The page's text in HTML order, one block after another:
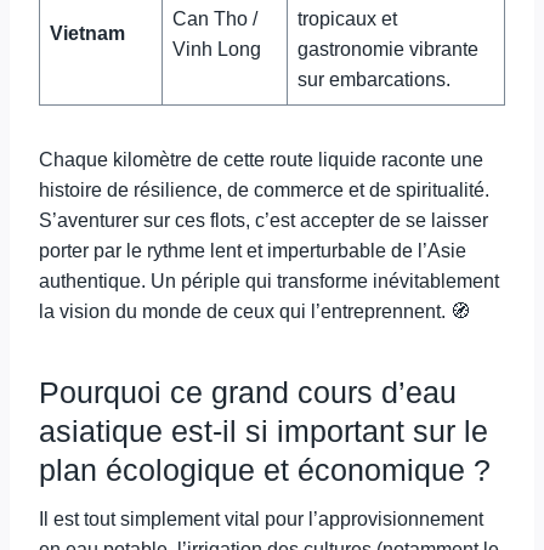
Vietnam
Can Tho /
Vinh Long
tropicaux et
gastronomie vibrante
sur embarcations.
Chaque kilomètre de cette route liquide raconte une
histoire de résilience, de commerce et de spiritualité.
S’aventurer sur ces flots, c’est accepter de se laisser
porter par le rythme lent et imperturbable de l’Asie
authentique. Un périple qui transforme inévitablement
la vision du monde de ceux qui l’entreprennent. 🧭
Pourquoi ce grand cours d’eau
asiatique est-il si important sur le
plan écologique et économique ?
Il est tout simplement vital pour l’approvisionnement